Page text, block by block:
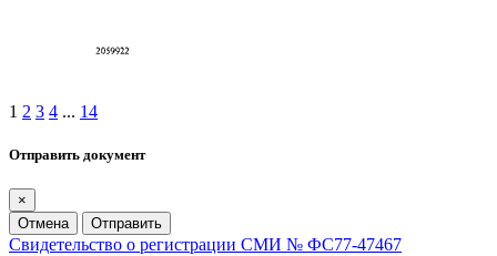
1 2 3 4 ... 14
Отправить документ
×
Отмена
Отправить
Свидетельство о регистрации СМИ № ФС77-47467